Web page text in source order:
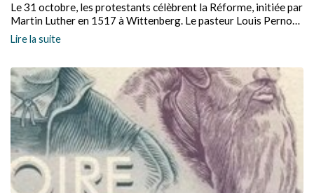
Le 31 octobre, les protestants célèbrent la Réforme, initiée par
Martin Luther en 1517 à Wittenberg. Le pasteur Louis Pernot
explore, dans cette série de 6 vidéos, les moments clés, les
figures emblématiques et les idées révolutionnaires qui ont
Lire la suite